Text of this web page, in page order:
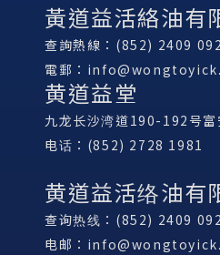
黃道益活絡油有
查詢熱線：(852) 2409
電郵：
黄道益堂
九龙长沙湾道190-192号
电话：(852) 2728 1981
黄道益活络油有
查询热线：(852) 2409
电邮：